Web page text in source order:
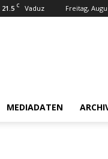
21.5 C Vaduz Freitag,
MEDIADATEN